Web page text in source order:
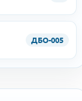
ДБО-005